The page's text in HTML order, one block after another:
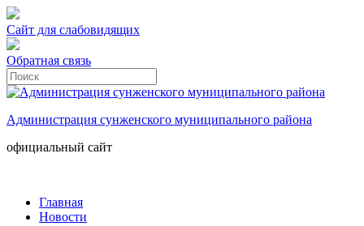
Сайт для слабовидящих
Обратная связь
Администрация сунженского муниципального района
официальный сайт
Главная
Новости